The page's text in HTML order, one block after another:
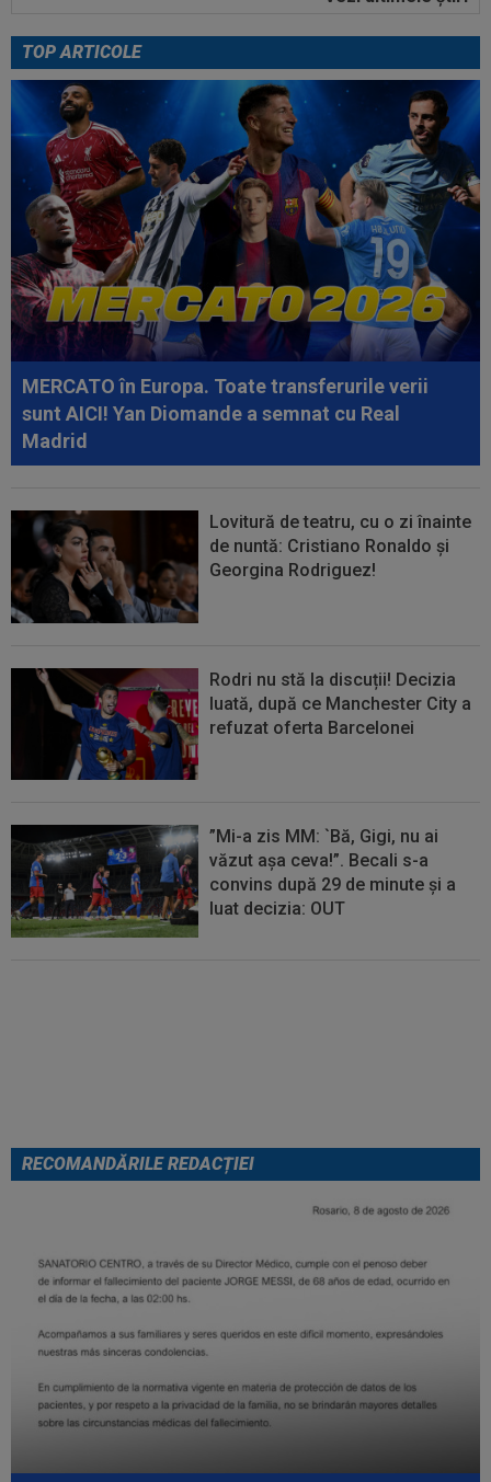
17:04
Dan Petrescu a rupt tăcerea despre situația
dezastruoasă de la CFR Cluj: ”Te...
18:03
Comunicat oficial al spitalului din Rosario
despre Jorge Messi
17:42
Giovanni Becali a vorbit despre situația de la
FCSB și nu s-a ferit de cuvinte
17:39
CONMEBOL a anunțat că tatăl lui Lionel Messi a
murit
17:32
S-au dus la biserică pentru nunta lui Ronaldo
cu Georgina și au avut o surpriză...
17:15
Farul - Csikszereda, LIVE VIDEO, 18:30, Digi
Sport 1. ECHIPELE. Ciucanii au...
TOP ARTICOLE
MERCATO în Europa. Toate transferurile verii
sunt AICI! Yan Diomande a semnat cu Real
Madrid
Lovitură de teatru, cu o zi înainte
de nuntă: Cristiano Ronaldo și
Georgina Rodriguez!
Rodri nu stă la discuții! Decizia
luată, după ce Manchester City a
refuzat oferta Barcelonei
”Mi-a zis MM: `Bă, Gigi, nu ai
văzut așa ceva!”. Becali s-a
convins după 29 de minute și a
luat decizia: OUT
RECOMANDĂRILE REDACȚIEI